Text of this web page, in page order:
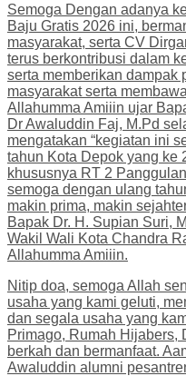
Semoga Dengan adanya
Baju Gratis 2026 ini,
masyarakat, serta CV
terus berkontribusi dalam
serta memberikan dampak
masyarakat serta
Allahumma Amiiin ujar
Dr Awaluddin Faj, M.Pd
mengatakan “kegiatan ini
tahun Kota Depok yang ke
khususnya RT 2
semoga dengan ulang
makin prima, makin
Bapak Dr. H. Supian Suri,
Wakil Wali Kota Chandra
Allahumma Amiiin.
Nitip doa, semoga Allah
usaha yang kami geluti,
dan segala usaha yang
Primago, Rumah Hijabers,
berkah dan bermanfaat.
Awaluddin alumni